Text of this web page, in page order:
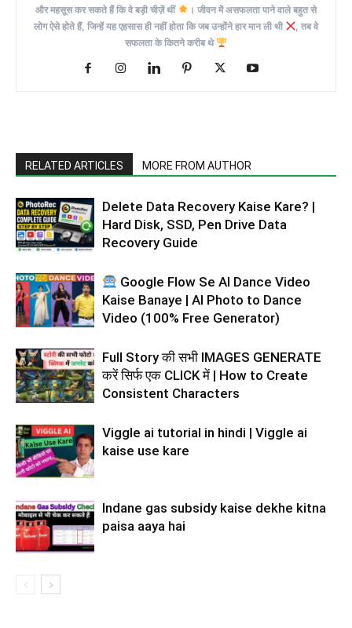
और महसूस कर सकते हैं कि वे बड़ी चीज़ें थीं
। जीवन में असफलता पाने वाले बहुत से
लोग ऐसे होते हैं, जिन्हें यह एहसास ही नहीं होता कि जब उन्होंने हार मान ली थी
, तब वे
सफलता के कितने करीब थे
RELATED ARTICLES MORE FROM AUTHOR
Delete Data Recovery Kaise Kare? |
Hard Disk, SSD, Pen Drive Data
Recovery Guide
Google Flow Se AI Dance Video
Kaise Banaye | AI Photo to Dance
Video (100% Free Generator)
Full Story की सभी IMAGES GENERATE
करें सिर्फ एक CLICK में | How to Create
Consistent Characters
Viggle ai tutorial in hindi | Viggle ai
kaise use kare
Indane gas subsidy kaise dekhe kitna
paisa aaya hai